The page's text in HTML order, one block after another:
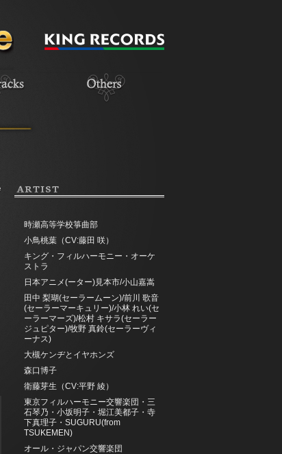
ARTIST
時瀬高等学校箏曲部
小鳥桃葉（CV:藤田 咲）
キング・フィルハーモニー・オーケ
ストラ
日本アニメ(ーター)見本市/小山嘉嵩
田中 梨瑚(セーラームーン)/前川 歌音
(セーラーマーキュリー)/小林 れい(セ
ーラーマーズ)/松村 キサラ(セーラー
ジュピター)/牧野 真鈴(セーラーヴィ
ーナス)
大槻ケンヂとイヤホンズ
森口博子
衛藤芽生（CV:平野 綾）
東京フィルハーモニー交響楽団・三
石琴乃・小坂明子・堀江美都子・寺
下真理子・SUGURU(from
TSUKEMEN)
オール・ジャパン交響楽団